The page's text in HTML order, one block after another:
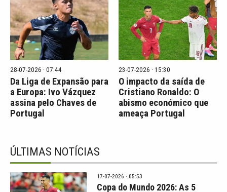
28-07-2026 · 07:44
Da Liga de Expansão para
a Europa: Ivo Vázquez
assina pelo Chaves de
Portugal
23-07-2026 · 15:30
O impacto da saída de
Cristiano Ronaldo: O
abismo económico que
ameaça Portugal
ÚLTIMAS NOTÍCIAS
17-07-2026 · 05:53
Copa do Mundo 2026: As 5